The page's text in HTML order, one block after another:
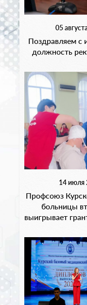
05
Поздравляем с
должность
14 июля
Профсоюз
больницы
выигрывает